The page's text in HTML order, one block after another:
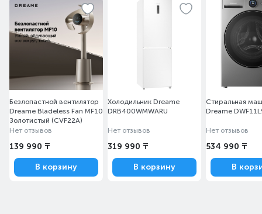
Безлопастной вентилятор
Dreame Bladeless Fan MF10
Золотистый (CVF22A)
Нет отзывов
139 990 ₸
В корзину
Холодильник Dreame
DRB400WMWARU
Нет отзывов
319 990 ₸
В корзину
Стиральная
Dreame
Нет отзывов
534 990 ₸
В